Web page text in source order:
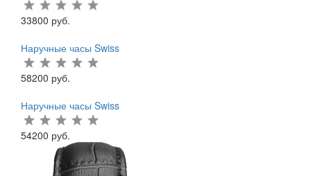
33800 руб.
Наручные часы Swiss
58200 руб.
Наручные часы Swiss
54200 руб.